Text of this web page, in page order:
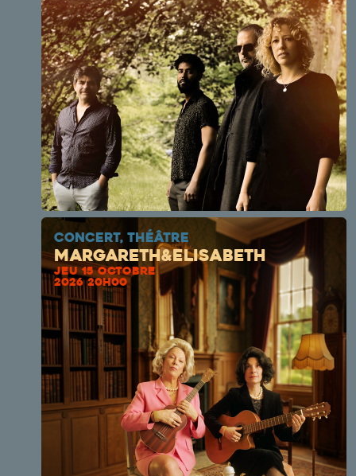
CONCERT, THÉÂTRE
Margareth&Elisabeth
JEU 15 OCTOBRE
2026 20H00